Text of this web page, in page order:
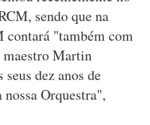
sendo que na
contará "também com
maestro Martin
dez anos de
Orquestra",